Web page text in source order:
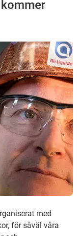
med
för såväl våra